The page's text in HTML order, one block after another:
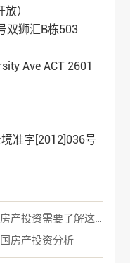
）
双狮汇B栋503
Ave ACT 2601
准字[2012]036号
泰国房产投资攻略，泰国房产投资需要了解这些。
房产投资分析